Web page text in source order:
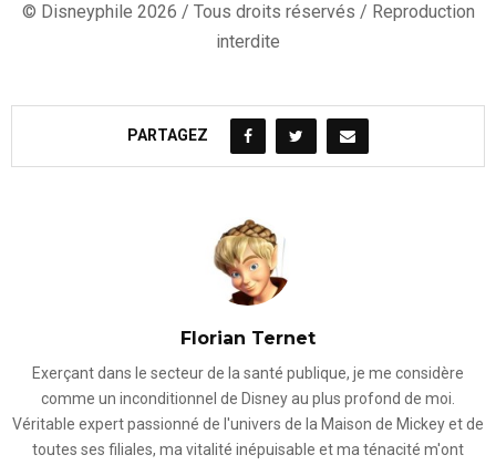
© Disneyphile 2026 / Tous droits réservés / Reproduction
interdite
PARTAGEZ
Florian Ternet
Exerçant dans le secteur de la santé publique, je me considère
comme un inconditionnel de Disney au plus profond de moi.
Véritable expert passionné de l'univers de la Maison de Mickey et de
toutes ses filiales, ma vitalité inépuisable et ma ténacité m'ont